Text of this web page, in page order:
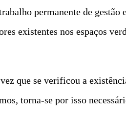
permanente de
existentes nos espaços
que se verificou a
torna-se por isso